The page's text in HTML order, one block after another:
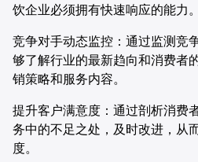
饮企业必须拥有快速响应的能力。
竞争对手动态监控：通过监测竞
够了解行业的最新趋向和消费者
销策略和服务内容。
提升客户满意度：通过剖析消费
务中的不足之处，及时改进，从
度。